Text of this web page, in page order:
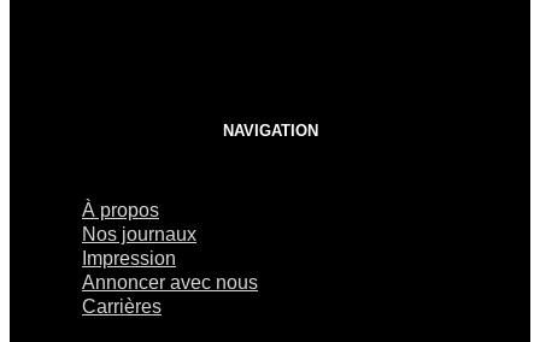
NAVIGATION
À propos
Nos journaux
Impression
Annoncer avec nous
Carrières